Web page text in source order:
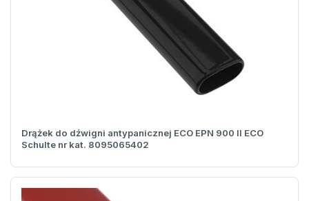
Drążek do dźwigni antypanicznej ECO EPN 900 II ECO
Schulte nr kat. 8095065402